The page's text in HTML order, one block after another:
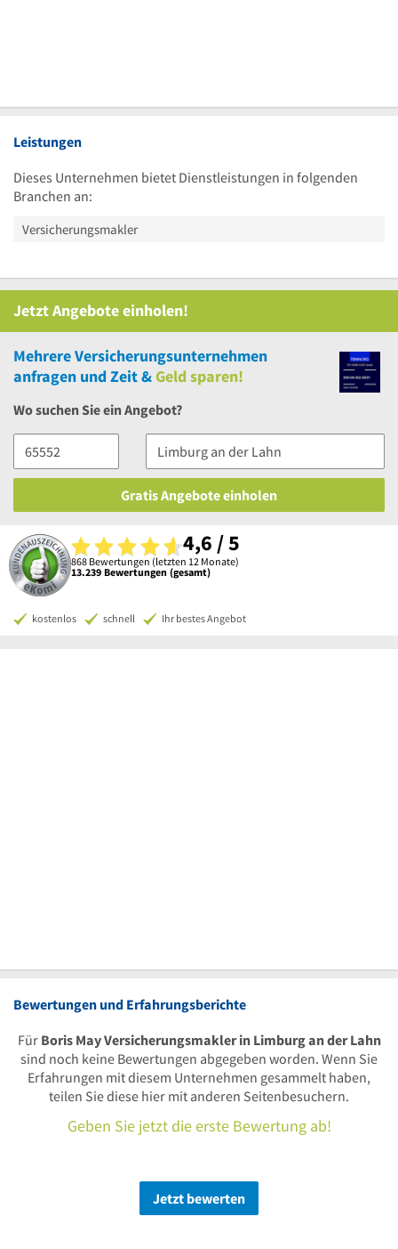
Leistungen
Dieses Unternehmen bietet Dienstleistungen in folgenden
Branchen an:
Versicherungsmakler
Jetzt Angebote einholen!
MehrereVersicherungsunternehmen
anfragen und Zeit &Geld sparen!
Wo suchen Sie ein Angebot?
Gratis Angebote einholen
4,6 / 5
868 Bewertungen (letzten 12 Monate)
13.239 Bewertungen (gesamt)
kostenlos schnell Ihr bestes Angebot
Bewertungen und Erfahrungsberichte
Für Boris May Versicherungsmakler in Limburg an der Lahn
sind noch keine Bewertungen abgegeben worden. Wenn Sie
Erfahrungen mit diesem Unternehmen gesammelt haben,
teilen Sie diese hier mit anderen Seitenbesuchern.
Geben Sie jetzt die erste Bewertung ab!
Jetzt bewerten